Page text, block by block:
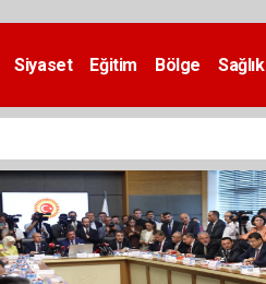
Siyaset Eğitim Bölge Sağlık